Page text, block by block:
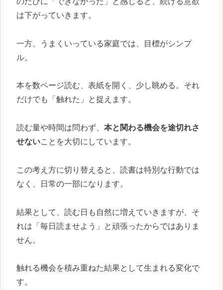
は下がっていきます。
一方、うまくいっている家庭では、目標がシンプ
ル。
本を数ページ読む、表紙を開く、少し眺める。それ
だけでも「触れた」と捉えます。
読む量や時間は問わず、 本と関わる機会を途切れさ
せないことを大切にしています。
この考え方に切り替えると、読書は特別な行動では
なく、日常の一部になります。
結果として、読む日も自然に増えていきますが、そ
れは「毎日読ませよう」と頑張ったからではありま
せん。
触れる機会を積み重ねた結果として生まれる変化で
す。